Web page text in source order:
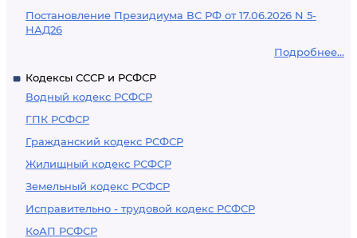
Постановление Президиума ВС РФ от 17.06.2026 N 5-
НАД26
Подробнее...
Кодексы СССР и РСФСР
Водный кодекс РСФСР
ГПК РСФСР
Гражданский кодекс РСФСР
Жилищный кодекс РСФСР
Земельный кодекс РСФСР
Исправительно - трудовой кодекс РСФСР
КоАП РСФСР